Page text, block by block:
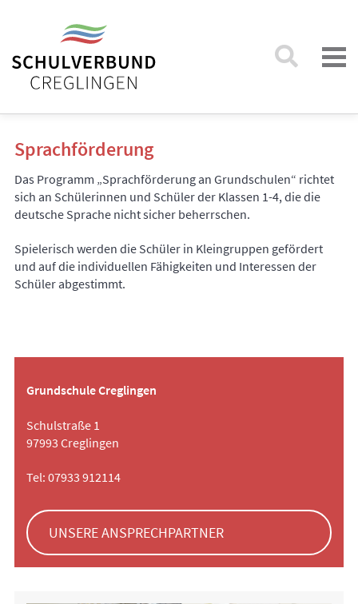
Sprachförderung
Das Programm „Sprachförderung an Grundschulen“ richtet
sich an Schülerinnen und Schüler der Klassen 1-4, die die
deutsche Sprache nicht sicher beherrschen.
Spielerisch werden die Schüler in Kleingruppen gefördert
und auf die individuellen Fähigkeiten und Interessen der
Schüler abgestimmt.
Grundschule Creglingen
Schulstraße 1
97993 Creglingen
Tel: 07933 912114
UNSERE ANSPRECHPARTNER